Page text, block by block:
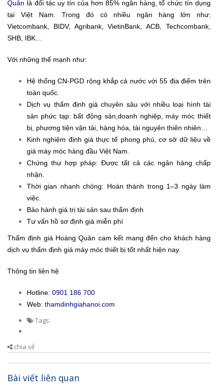
Quân là đối tác uy tín của hơn 85% ngân hàng, tổ chức tín dụng
tại Việt Nam. Trong đó có nhiều ngân hàng lớn như:
Vietcombank, BIDV, Agribank, VietinBank, ACB, Techcombank,
SHB, IBK…
Với những thế mạnh như:
Hệ thống CN-PGD rộng khắp cả nước với 55 địa điểm trên
toàn quốc.
Dịch vụ thẩm định giá chuyên sâu với nhiều loại hình tài
sản phức tạp: bất động sản,doanh nghiệp, máy móc thiết
bị, phương tiện vận tải, hàng hóa, tài nguyên thiên nhiên…
Kinh nghiệm định giá thực tế phong phú, cơ sở dữ liệu về
giá máy móc hàng đầu Việt Nam.
Chứng thư hợp pháp: Được tất cả các ngân hàng chấp
nhận.
Thời gian nhanh chóng: Hoàn thành trong 1–3 ngày làm
việc.
Bảo hành giá trị tài sản sau thẩm định
Tư vấn hồ sơ định giá miễn phí
Thẩm định giá Hoàng Quân cam kết mang đến cho khách hàng
dịch vụ thẩm định giá máy móc thiết bị tốt nhất hiện nay.
Thông tin liên hệ
Hotline: 0901 186 700
Web: thamdinhgiahanoi.com
Tags:
chia sẻ
Bài viết liên quan